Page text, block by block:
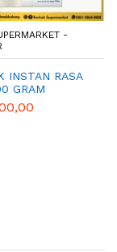
-
INSTAN RASA
GRAM